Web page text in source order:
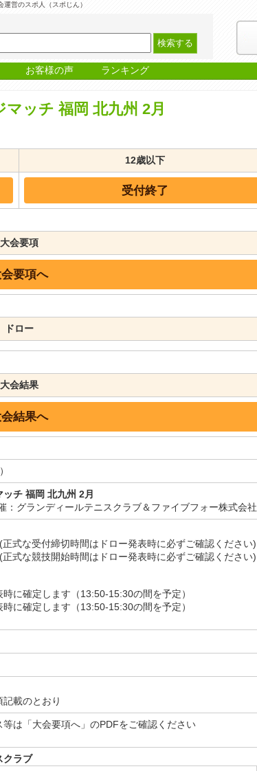
営のスポ人（スポじん）
お客様の声 ランキング
ッチ 福岡 北九州 2月
12歳以下
受付終了
大会要項
要項へ
ドロー
大会結果
結果へ
チ 福岡 北九州 2月
：グランディールテニスクラブ＆ファイブフォー株式会社
式な受付締切時間はドロー発表時に必ずご確認ください)
式な競技開始時間はドロー発表時に必ずご確認ください)
に確定します（13:50-15:30の間を予定）
に確定します（13:50-15:30の間を予定）
載のとおり
は「大会要項へ」のPDFをご確認ください
クラブ